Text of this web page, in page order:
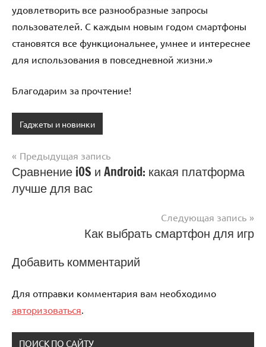
удовлетворить все разнообразные запросы
пользователей. С каждым новым годом смартфоны
становятся все функциональнее, умнее и интереснее
для использования в повседневной жизни.»
Благодарим за прочтение!
Гаджеты и новинки
Навигация
по
Предыдущая запись
Сравнение iOS и Android: какая платформа
лучше для вас
Следующая запись
Как выбрать смартфон для игр
Добавить комментарий
Для отправки комментария вам необходимо
авторизоваться.
ПОИСК ПО САЙТУ